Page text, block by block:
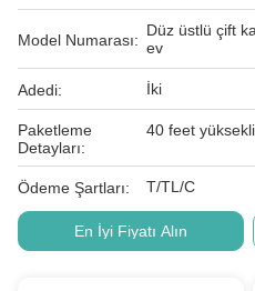
Model Numarası:
Düz üstlü çift
ev
Adedi: İki
Paketleme
Detayları:
40 feet
Ödeme Şartları: T/TL/C
En İyi Fiyatı Alın